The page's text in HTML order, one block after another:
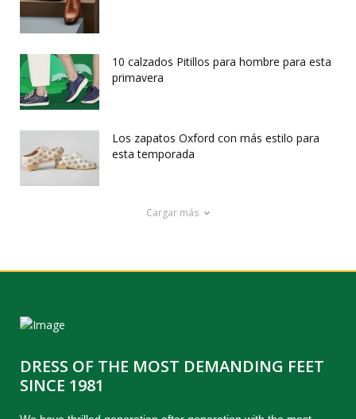
10 calzados Pitillos para hombre para esta
primavera
Los zapatos Oxford con más estilo para
esta temporada
Cargar más
DRESS OF THE MOST DEMANDING FEET
SINCE 1981